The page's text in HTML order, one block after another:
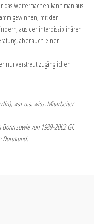
Weitermachen kann man aus
gewinnen, mit der
aus der interdisziplinären
aber auch einer
nur verstreut zugänglichen
war u.a. wiss. Mitarbeiter
sowie von 1989-2002 Gf.
Dortmund.